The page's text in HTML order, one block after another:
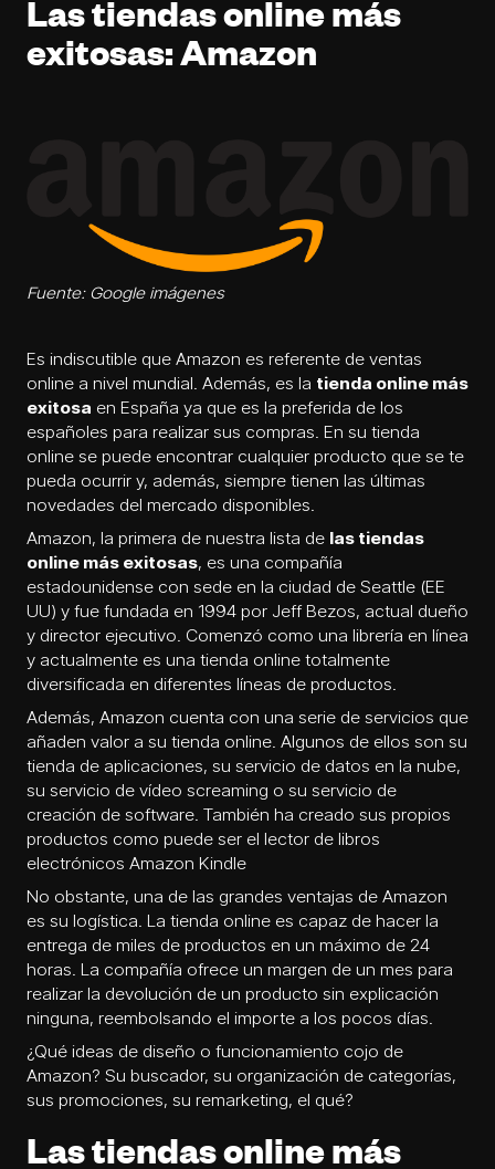
Las tiendas online más
exitosas: Amazon
Fuente: Google imágenes
Es indiscutible que Amazon es referente de ventas
online a nivel mundial. Además, es la tienda online más
exitosa en España ya que es la preferida de los
españoles para realizar sus compras. En su tienda
online se puede encontrar cualquier producto que se te
pueda ocurrir y, además, siempre tienen las últimas
novedades del mercado disponibles.
Amazon, la primera de nuestra lista de las tiendas
online más exitosas, es una compañía
estadounidense con sede en la ciudad de Seattle (EE
UU) y fue fundada en 1994 por Jeff Bezos, actual dueño
y director ejecutivo. Comenzó como una librería en línea
y actualmente es una tienda online totalmente
diversificada en diferentes líneas de productos.
Además, Amazon cuenta con una serie de servicios que
añaden valor a su tienda online. Algunos de ellos son su
tienda de aplicaciones, su servicio de datos en la nube,
su servicio de vídeo screaming o su servicio de
creación de software. También ha creado sus propios
productos como puede ser el lector de libros
electrónicos Amazon Kindle
No obstante, una de las grandes ventajas de Amazon
es su logística. La tienda online es capaz de hacer la
entrega de miles de productos en un máximo de 24
horas. La compañía ofrece un margen de un mes para
realizar la devolución de un producto sin explicación
ninguna, reembolsando el importe a los pocos días.
¿Qué ideas de diseño o funcionamiento cojo de
Amazon? Su buscador, su organización de categorías,
sus promociones, su remarketing, el qué?
Las tiendas online más